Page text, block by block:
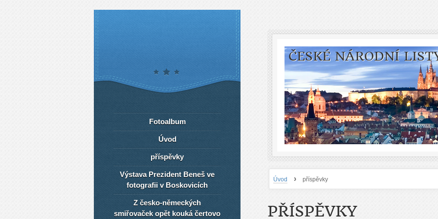
ČESKÉ NÁRODNÍ
Úvod › příspěvky
PŘÍSPĚVKY
Fotoalbum
Úvod
příspěvky
Výstava Prezident Beneš ve
fotografii v Boskovicích
Z česko-německých
smiřovaček opět kouká čertovo